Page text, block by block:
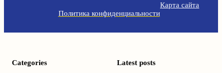
Карта сайта
Политика конфиденциальности
Categories Latest posts